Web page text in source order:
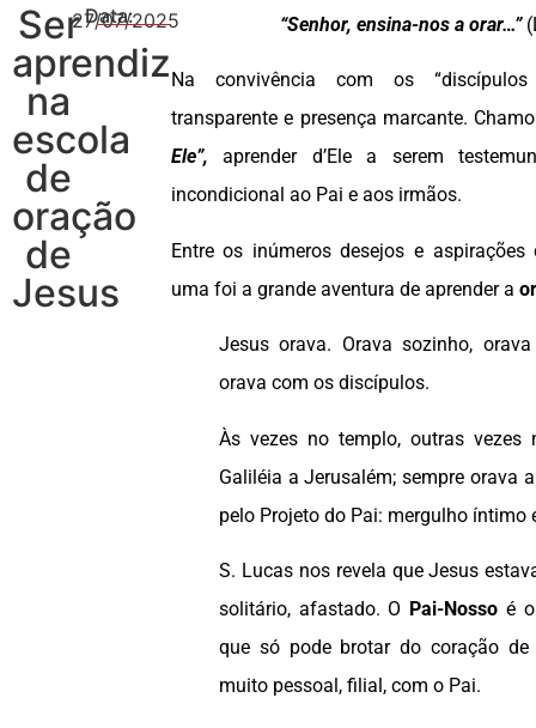
Ser
aprendiz
na
escola
de
oração
de
Jesus
Data:
27/07/2025 “Senhor, ensina-nos a orar…”
Na convivência com os
transparente e presença marcante.
Ele”,aprender d’Ele a serem
incondicional ao Pai e aos irmãos.
Entre os inúmeros desejos e aspirações
uma foi a grande aventura de aprender a
Jesus orava. Orava sozinho,
orava com os discípulos.
Às vezes no templo, outras vezes
Galiléia a Jerusalém; sempre orava
pelo Projeto do Pai: mergulho íntimo
S. Lucas nos revela que Jesus
solitário, afastado. O Pai-Nosso é
que só pode brotar do coração
muito pessoal, filial, com o Pai.